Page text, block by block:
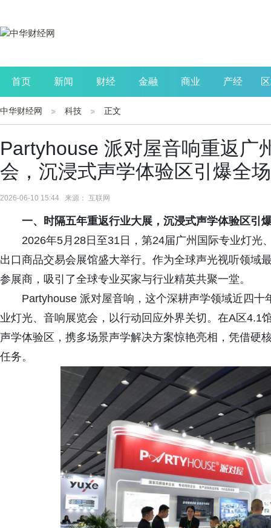
首页 新闻 财经 金融 商业 产经
公司 生活 读书
中华财经网 科技 正文
Partyhouse 派对屋音响重返广
会，沉浸式声学体验区引爆全场
2026-06-10 15:44 来源： 互联网
一、 时隔五年重返行业大展，沉浸式声学体验区引
2026年5月28日至31日，第24届广州国际专业灯光
出口商品交易会展馆盛大举行。作为全球声光视听领域
参展商，吸引了全球专业买家与行业精英共聚一堂。
Partyhouse 派对屋音响，这个深耕声学领域近四
业灯光、音响展览会，以行动回应外界关切。在A区4.1
声学体验区，携多场景声学解决方案惊艳亮相，凭借硬
任务。